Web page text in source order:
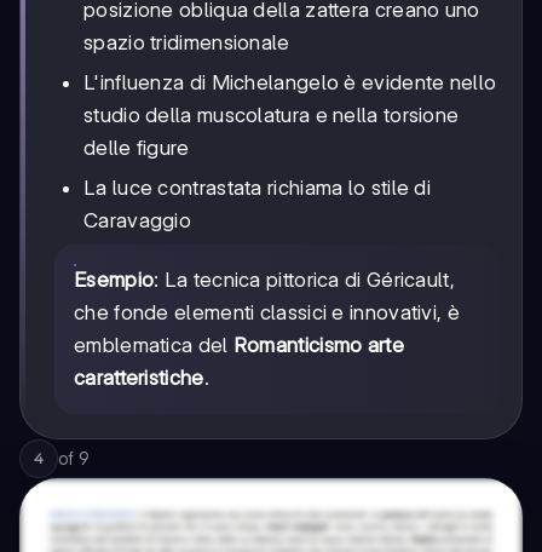
posizione obliqua della zattera creano uno
spazio tridimensionale
L'influenza di Michelangelo è evidente nello
studio della muscolatura e nella torsione
delle figure
La luce contrastata richiama lo stile di
Caravaggio
Esempio: La tecnica pittorica di Géricault,
che fonde elementi classici e innovativi, è
emblematica del Romanticismo arte
caratteristiche.
4 of 9